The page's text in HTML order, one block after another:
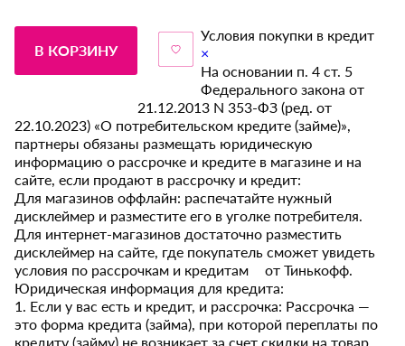
В КОРЗИНУ
Условия покупки в кредит
×
На основании п. 4 ст. 5
Федерального закона от
21.12.2013 N 353-ФЗ (ред. от
22.10.2023) «О потребительском кредите (займе)»,
партнеры обязаны размещать юридическую
информацию о рассрочке и кредите в магазине и на
сайте, если продают в рассрочку и кредит:
Для магазинов оффлайн: распечатайте нужный
дисклеймер и разместите его в уголке потребителя.
Для интернет-магазинов достаточно разместить
дисклеймер на сайте, где покупатель сможет увидеть
условия по рассрочкам и кредитам от Тинькофф.
Юридическая информация для кредита:
1. Если у вас есть и кредит, и рассрочка: Рассрочка —
это форма кредита (займа), при которой переплаты по
кредиту (займу) не возникает за счет скидки на товар,